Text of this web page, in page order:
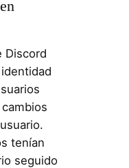
Discord
tenían
seguido